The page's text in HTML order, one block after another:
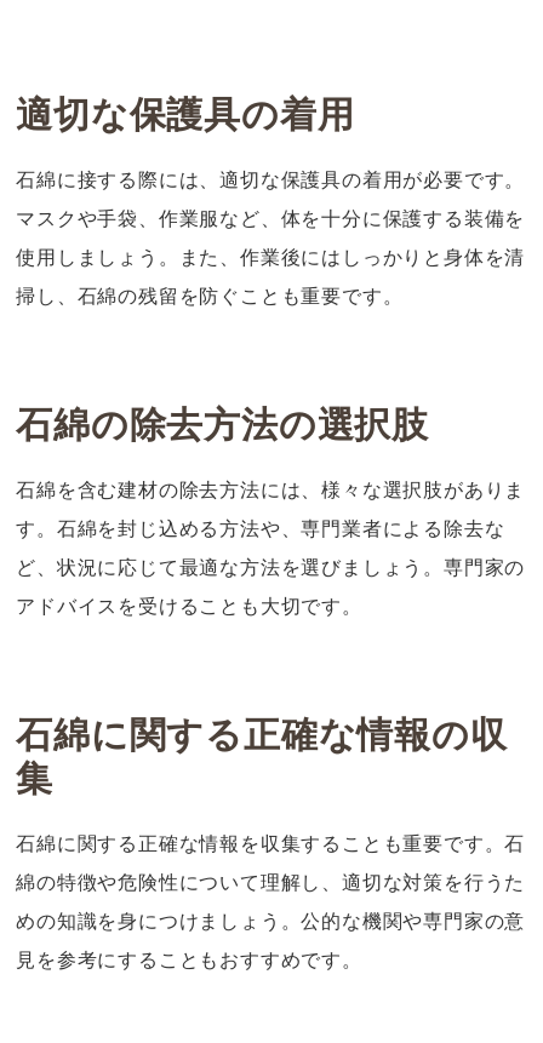
適切な保護具の着用
石綿に接する際には、適切な保護具の着用が必要です。
マスクや手袋、作業服など、体を十分に保護する装備を
使用しましょう。また、作業後にはしっかりと身体を清
掃し、石綿の残留を防ぐことも重要です。
石綿の除去方法の選択肢
石綿を含む建材の除去方法には、様々な選択肢がありま
す。石綿を封じ込める方法や、専門業者による除去な
ど、状況に応じて最適な方法を選びましょう。専門家の
アドバイスを受けることも大切です。
石綿に関する正確な情報の収
集
石綿に関する正確な情報を収集することも重要です。石
綿の特徴や危険性について理解し、適切な対策を行うた
めの知識を身につけましょう。公的な機関や専門家の意
見を参考にすることもおすすめです。